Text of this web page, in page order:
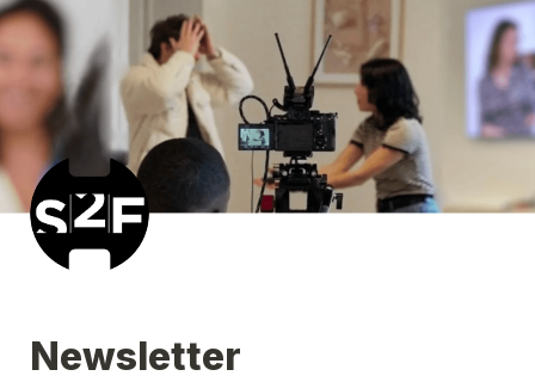
Newsletter